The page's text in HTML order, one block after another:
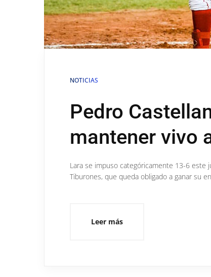
NOTICIAS
Pedro
mantener vivo
Lara se impuso categóricamente 13-6 este
Tiburones, que queda obligado a ganar su
Leer más